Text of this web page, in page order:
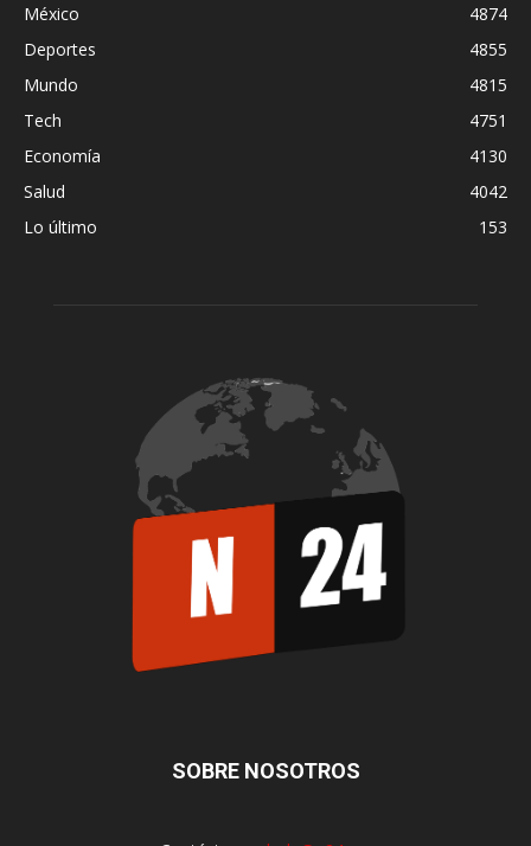
México
4874
Deportes
4855
Mundo
4815
Tech
4751
Economía
4130
Salud
4042
Lo último
153
SOBRE NOSOTROS